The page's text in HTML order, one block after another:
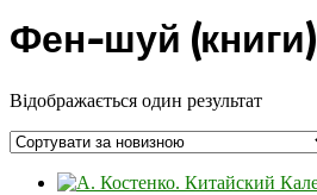
Фен-шуй (книги)
Відображається один результат